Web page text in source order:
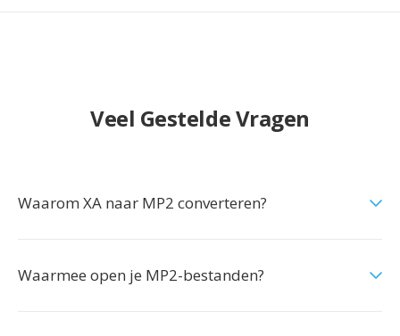
Veel Gestelde Vragen
Waarom XA naar MP2 converteren?
Waarmee open je MP2-bestanden?